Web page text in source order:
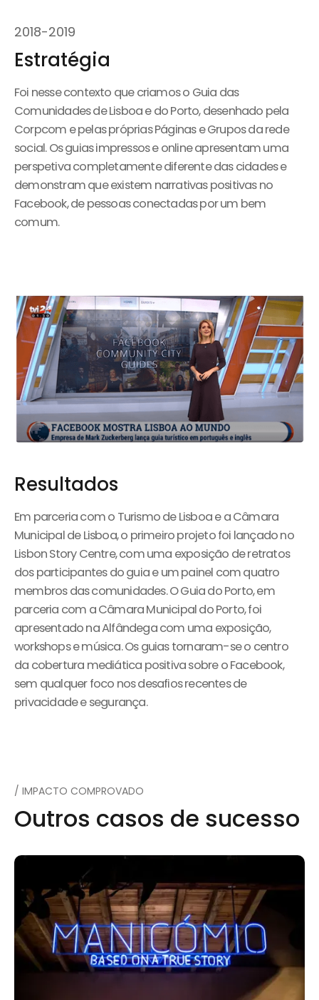
2018-2019
Estratégia
Foi nesse contexto que criamos o Guia das
Comunidades de Lisboa e do Porto, desenhado pela
Corpcom e pelas próprias Páginas e Grupos da rede
social. Os guias impressos e online apresentam uma
perspetiva completamente diferente das cidades e
demonstram que existem narrativas positivas no
Facebook, de pessoas conectadas por um bem
comum.
Resultados
Em parceria com o Turismo de Lisboa e a Câmara
Municipal de Lisboa, o primeiro projeto foi lançado no
Lisbon Story Centre, com uma exposição de retratos
dos participantes do guia e um painel com quatro
membros das comunidades. O Guia do Porto, em
parceria com a Câmara Municipal do Porto, foi
apresentado na Alfândega com uma exposição,
workshops e música. Os guias tornaram-se o centro
da cobertura mediática positiva sobre o Facebook,
sem qualquer foco nos desafios recentes de
privacidade e segurança.
/ IMPACTO COMPROVADO
Outros casos de sucesso